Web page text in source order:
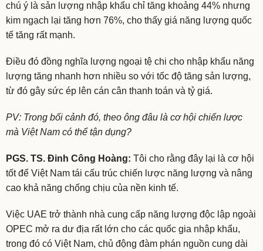
chú ý là sản lượng nhập khẩu chỉ tăng khoảng 44% nhưng
kim ngạch lại tăng hơn 76%, cho thấy giá năng lượng quốc
tế tăng rất mạnh.
Điều đó đồng nghĩa lượng ngoại tệ chi cho nhập khẩu năng
lượng tăng nhanh hơn nhiều so với tốc độ tăng sản lượng,
từ đó gây sức ép lên cán cân thanh toán và tỷ giá.
PV: Trong bối cảnh đó, theo ông đâu là cơ hội chiến lược
mà Việt Nam có thể tận dụng?
PGS. TS. Đinh Công Hoàng: Tôi cho rằng đây lại là cơ hội
tốt để Việt Nam tái cấu trúc chiến lược năng lượng và nâng
cao khả năng chống chịu của nền kinh tế.
Việc UAE trở thành nhà cung cấp năng lượng độc lập ngoài
OPEC mở ra dư địa rất lớn cho các quốc gia nhập khẩu,
trong đó có Việt Nam, chủ động đàm phán nguồn cung dài